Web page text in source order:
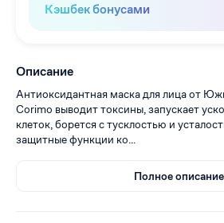
Кэшбек бонусами
Описание
Антиоксидантная маска для лица от
Corimo выводит токсины, запускает
клеток, борется с тусклостью и
защитные функции ко...
Полное описание